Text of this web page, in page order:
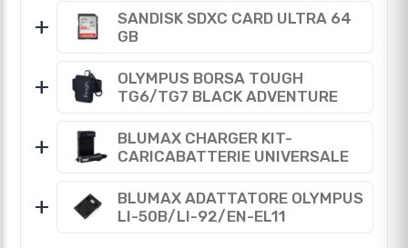
+
SANDISK SDXC CARD ULTRA 64
GB
+
OLYMPUS BORSA TOUGH
TG6/TG7 BLACK ADVENTURE
+
BLUMAX CHARGER KIT-
CARICABATTERIE UNIVERSALE
+
BLUMAX ADATTATORE OLYMPUS
LI-50B/LI-92/EN-EL11